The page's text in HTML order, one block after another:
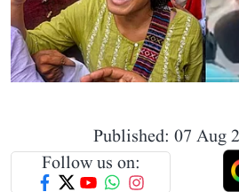
Published: 07 Aug
Follow us on: